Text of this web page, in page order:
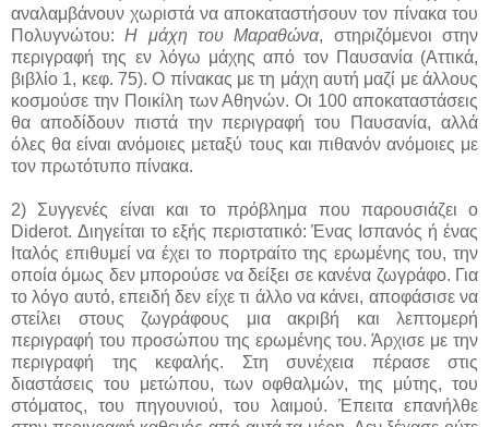
αναλαμβάνουν χωριστά να αποκαταστήσουν τον πίνακα του
Πολυγνώτου:Η μάχη του Μαραθώνα, στηριζόμενοι στην
περιγραφή της εν λόγω μάχης από τον Παυσανία (Αττικά,
βιβλίο 1, κεφ. 75). Ο πίνακας με τη μάχη αυτή μαζί με άλλους
κοσμούσε την Ποικίλη των Αθηνών. Οι 100 αποκαταστάσεις
θα αποδίδουν πιστά την περιγραφή του Παυσανία, αλλά
όλες θα είναι ανόμοιες μεταξύ τους και πιθανόν ανόμοιες με
τον πρωτότυπο πίνακα.
2) Συγγενές είναι και το πρόβλημα που παρουσιάζει ο
Diderot. Διηγείται το εξής περιστατικό: Ένας Ισπανός ή ένας
Ιταλός επιθυμεί να έχει το πορτραίτο της ερωμένης του, την
οποία όμως δεν μπορούσε να δείξει σε κανένα ζωγράφο. Για
το λόγο αυτό, επειδή δεν είχε τι άλλο να κάνει, αποφάσισε να
στείλει στους ζωγράφους μια ακριβή και λεπτομερή
περιγραφή του προσώπου της ερωμένης του. Άρχισε με την
περιγραφή της κεφαλής. Στη συνέχεια πέρασε στις
διαστάσεις του μετώπου, των οφθαλμών, της μύτης, του
στόματος, του πηγουνιού, του λαιμού. Έπειτα επανήλθε